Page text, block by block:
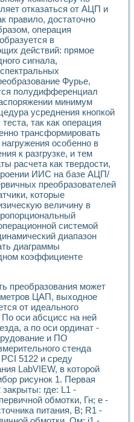
стенда для
стенд рентгеновской диагностики
оптоэлектронные
диэлектрических свойств
зарождения и развития
импедансный томограф на
для характеризации
процессов получения
технического зрения для контроля
переходных процессов
при разработке обучающих
тренажеров путем
сигнализации и защиты ускорителя
и управления процессом
газовой среды специальной
обеспечения с
NATIONAL INSTRUMENTS
термотрансферной
исследований на базе
иммитанса для исследова¬ния
переходных процессов
с применением
и эффективности систем
и учебные стенды
стенда по измерению
лабораторные комплексы для
для исследования нелинейных
приборов в процесе
ELECTRONICS WORKBENCH-
по дисциплине «Цифровые
по ИНС на основе LabVIEW
по основам теории коммутации
LabVIEW для создания
отказаться от АЦП и
правило, достаточно
операция
в
действий: прямое
сигнала,
Фурье,
полудифференциал
минимум
усреднения кнопкой
так как операция
трансформировать
особенно в
к разгрузке, и тем
расчета как твердости,
ИИС на базе АЦП/
преобразователей
которые
величину в
системой
диапазон
диаграммы
коэффициенте
преобразования может
ЦАП, выходное
от идеального
По оси абсцисс на ней
а по оси ординат -
и ПО
стенда
5122 и среду
LabVIEW, в которой
рисунок 1. Первая
где: L1 -
обмотки, Гн; е -
питания, В; R1 -